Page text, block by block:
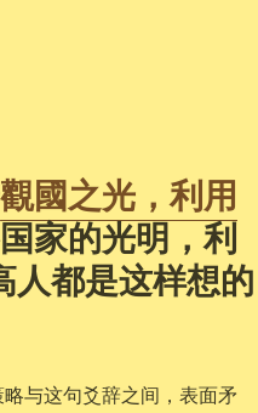
觀國之光，利用
家的光明，利
人都是这样想的
与这句爻辞之间，表面矛